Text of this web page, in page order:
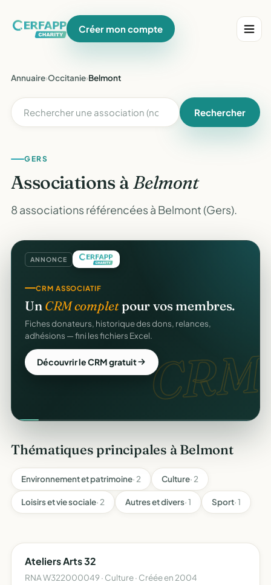
Créer mon compte
Annuaire›Occitanie›Belmont
Rechercher
GERS
Associations àBelmont
8 associations référencées à Belmont (Gers).
ANNONCE
CRM.
CRM ASSOCIATIF
Un CRM completpour vos membres.
Fiches donateurs, historique des dons, relances,
adhésions — fini les fichiers Excel.
Découvrir le CRM gratuit
Thématiques principales à Belmont
Environnement et patrimoine· 2 Culture· 2
Loisirs et vie sociale· 2 Autres et divers· 1 Sport· 1
Ateliers Arts 32
RNA W322000049 · Culture · Créée en 2004